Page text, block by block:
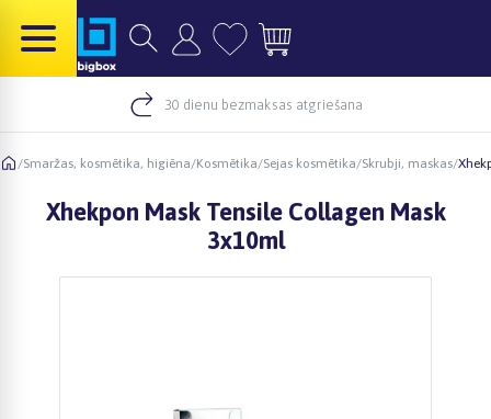
30 dienu bezmaksas atgriešana
/Smaržas, kosmētika, higiēna/Kosmētika/Sejas kosmētika/Skrubji, maskas/
Xhekpon Mask Tensile Collagen Mask
3x10ml